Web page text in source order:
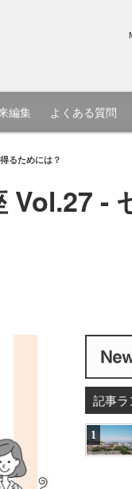
編集 よくある質問
るためには？
Vol.27 -
記事
1